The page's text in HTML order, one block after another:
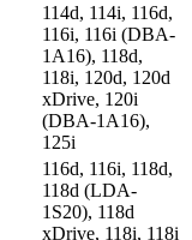
114d, 114i, 116d,
116i, 116i (DBA-
1A16), 118d,
118i, 120d, 120d
xDrive, 120i
(DBA-1A16),
125i
116d, 116i, 118d,
118d (LDA-
1S20), 118d
xDrive, 118i, 118i